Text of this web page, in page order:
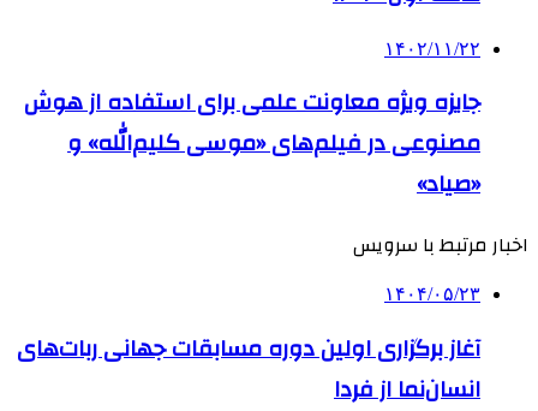
۱۴۰۲/۱۱/۲۲
جایزه ویژه معاونت علمی برای استفاده از هوش
مصنوعی در فیلم‌های «موسی کلیم‌الله» و
«صیاد»
اخبار مرتبط با سرویس
۱۴۰۴/۰۵/۲۳
آغاز برگزاری اولین دوره مسابقات جهانی ربات‌های
انسان‌نما از فردا